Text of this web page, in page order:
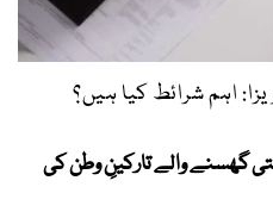
اہم شرائط کیا ہیں؟
گھسنے والے تارکینِ وطن کی